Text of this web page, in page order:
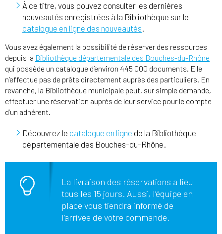
À ce titre, vous pouvez consulter les dernières
nouveautés enregistrées à la Bibliothèque sur le
catalogue en ligne des nouveautés.
Vous avez également la possibilité de réserver des ressources
depuis la Bibliothèque départementale des Bouches-du-Rhône
qui possède un catalogue d’environ 445 000 documents. Elle
n’effectue pas de prêts directement auprès des particuliers. En
revanche, la Bibliothèque municipale peut, sur simple demande,
effectuer une réservation auprès de leur service pour le compte
d’un adhérent.
Découvrez le catalogue en ligne de la Bibliothèque
départementale des Bouches-du-Rhône.
La livraison des réservations a lieu
tous les 15 jours. Aussi, l’équipe en
place vous tiendra informé de
l’arrivée de votre commande.